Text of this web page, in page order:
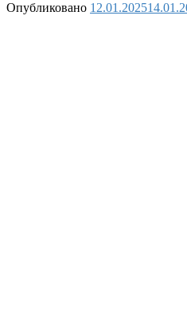
Опубликовано 12.01.2025